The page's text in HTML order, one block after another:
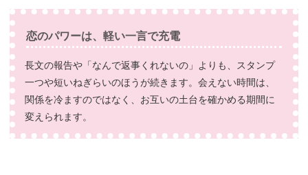
恋のパワーは、軽い一言で充電
長文の報告や「なんで返事くれないの」よりも、スタンプ
一つや短いねぎらいのほうが続きます。会えない時間は、
関係を冷ますのではなく、お互いの土台を確かめる期間に
変えられます。